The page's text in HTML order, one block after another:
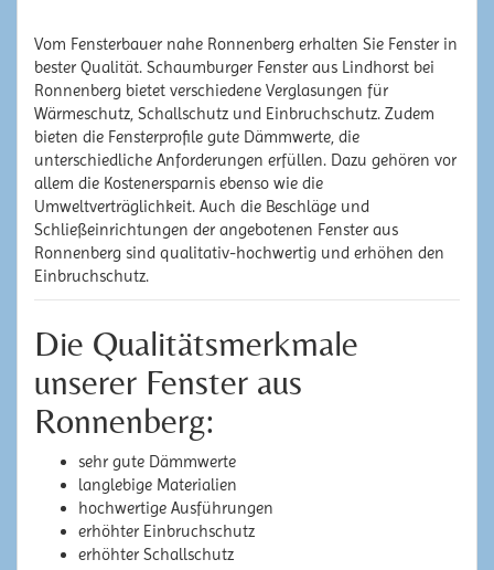
Vom Fensterbauer nahe Ronnenberg erhalten Sie Fenster in
bester Qualität. Schaumburger Fenster aus Lindhorst bei
Ronnenberg bietet verschiedene Verglasungen für
Wärmeschutz, Schallschutz und Einbruchschutz. Zudem
bieten die Fensterprofile gute Dämmwerte, die
unterschiedliche Anforderungen erfüllen. Dazu gehören vor
allem die Kostenersparnis ebenso wie die
Umweltverträglichkeit. Auch die Beschläge und
Schließeinrichtungen der angebotenen Fenster aus
Ronnenberg sind qualitativ-hochwertig und erhöhen den
Einbruchschutz.
Die Qualitätsmerkmale
unserer Fenster aus
Ronnenberg:
sehr gute Dämmwerte
langlebige Materialien
hochwertige Ausführungen
erhöhter Einbruchschutz
erhöhter Schallschutz